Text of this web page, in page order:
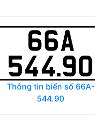
Thông tin biển số 66A-
544.90